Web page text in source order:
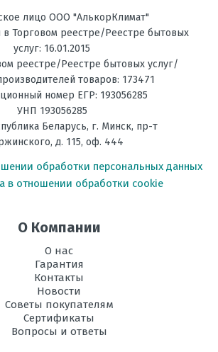
лицо ООО "АлькорКлимат"
в Торговом реестре/Реестре бытовых
услуг: 16.01.2015
реестре/Реестре бытовых услуг/
товаров: 173471
номер ЕГР: 193056285
УНП 193056285
Беларусь, г. Минск, пр-т
д. 115, оф. 444
обработки персональных данных
в отношении обработки cookie
О Компании
О нас
Гарантия
Контакты
Новости
Советы покупателям
Сертификаты
Вопросы и ответы